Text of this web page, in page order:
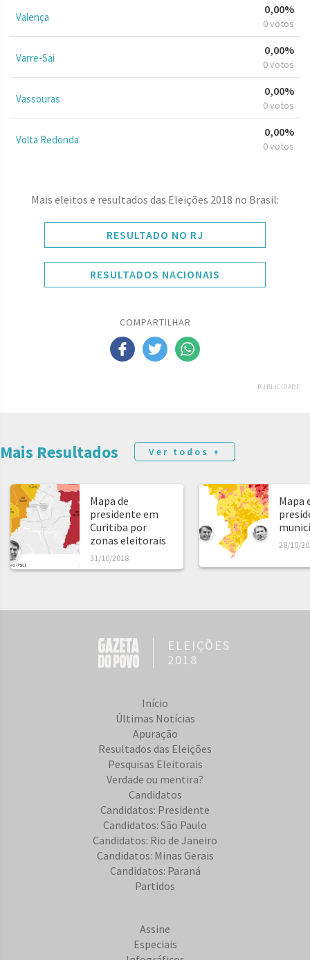
Valença
0,00%
0 votos
Varre-Sai
0,00%
0 votos
Vassouras
0,00%
0 votos
Volta Redonda
0,00%
0 votos
Mais eleitos e resultados das Eleições 2018 no Brasil:
RESULTADO NO RJ
RESULTADOS NACIONAIS
COMPARTILHAR
PUBLICIDADE
Mais Resultados Ver todos +
Mapa de
presidente em
Curitiba por
zonas eleitorais
31/10/2018
Mapa
28/10/
ELEIÇÕES
2018
Início
Últimas Notícias
Apuração
Resultados das Eleições
Pesquisas Eleitorais
Verdade ou mentira?
Candidatos
Candidatos: Presidente
Candidatos: São Paulo
Candidatos: Rio de Janeiro
Candidatos: Minas Gerais
Candidatos: Paraná
Partidos
Assine
Especiais